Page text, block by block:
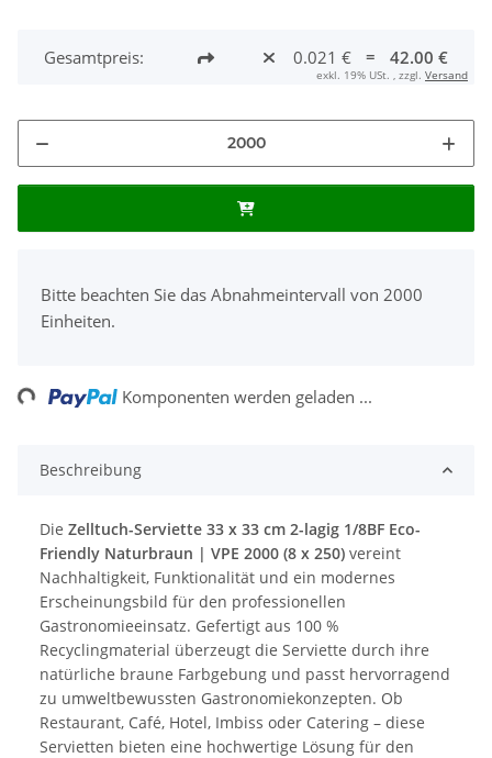
Gesamtpreis: 0.021 € = 42.00 €
exkl. 19% USt. , zzgl. Versand
Bitte beachten Sie das Abnahmeintervall von 2000
Einheiten.
Loading... Komponenten werden geladen ...
Beschreibung
Die Zelltuch-Serviette 33 x 33 cm 2-lagig 1/8BF Eco-
Friendly Naturbraun | VPE 2000 (8 x 250) vereint
Nachhaltigkeit, Funktionalität und ein modernes
Erscheinungsbild für den professionellen
Gastronomieeinsatz. Gefertigt aus 100 %
Recyclingmaterial überzeugt die Serviette durch ihre
natürliche braune Farbgebung und passt hervorragend
zu umweltbewussten Gastronomiekonzepten. Ob
Restaurant, Café, Hotel, Imbiss oder Catering – diese
Servietten bieten eine hochwertige Lösung für den